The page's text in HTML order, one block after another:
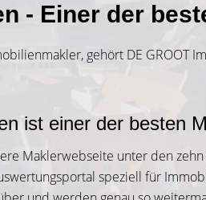
- Einer der
gehört DE GROOT
ist einer der besten
Maklerwebseite unter den
speziell für